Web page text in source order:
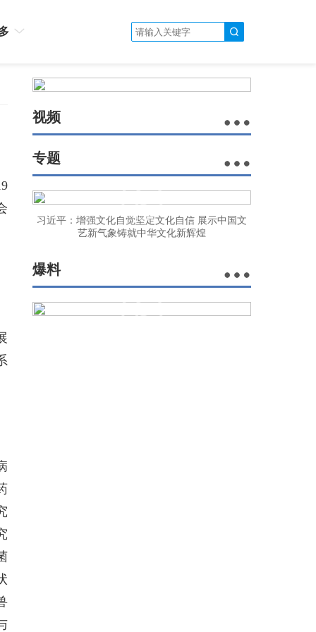
视频
专题
习近平：增强文化自觉坚定文化自信 展示中国文
艺新气象铸就中华文化新辉煌
爆料